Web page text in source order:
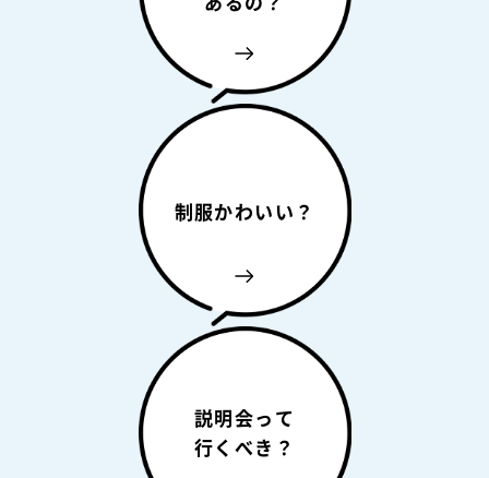
制服かわいい？
説明会って
行くべき？